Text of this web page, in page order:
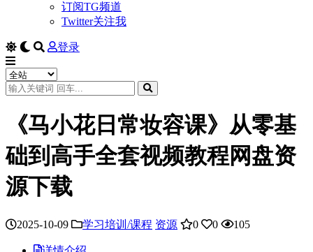
订阅TG频道
Twitter关注我
登录
《马小花日常妆容课》从零基
础到高手全套视频教程网盘资
源下载
2025-10-09 学习培训/课程 资源 0 0 105